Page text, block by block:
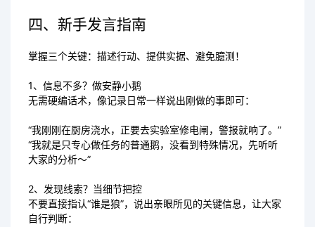
四、新手发言指南
掌握三个关键：描述行动、提供实据、避免臆测！
1、信息不多？做安静小鹅
无需硬编话术，像记录日常一样说出刚做的事即可：
“我刚刚在厨房浇水，正要去实验室修电闸，警报就响了。”
“我就是只专心做任务的普通鹅，没看到特殊情况，先听听
大家的分析～”
2、发现线索？当细节把控
不要直接指认“谁是狼”，说出亲眼所见的关键信息，让大家
自行判断：